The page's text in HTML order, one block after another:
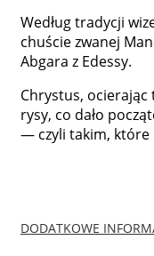
Według tradycji
chuście zwanej
Abgara z Edessy.
Chrystus, ocierając
rysy, co dało
— czyli takim, które
DODATKOWE